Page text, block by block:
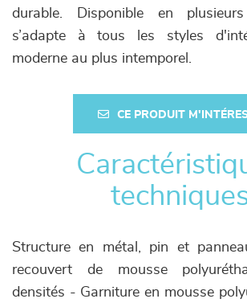
durable. Disponible en
s’adapte à tous les styles
moderne au plus intemporel.
CE PRODUIT
Structure en métal, pin et
recouvert de mousse
densités - Garniture en mousse